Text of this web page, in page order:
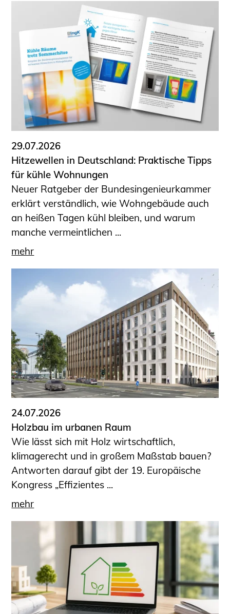
29.07.2026
Hitzewellen in Deutschland: Praktische Tipps
für kühle Wohnungen
Neuer Ratgeber der Bundesingenieurkammer
erklärt verständlich, wie Wohngebäude auch
an heißen Tagen kühl bleiben, und warum
manche vermeintlichen ...
mehr
24.07.2026
Holzbau im urbanen Raum
Wie lässt sich mit Holz wirtschaftlich,
klimagerecht und in großem Maßstab bauen?
Antworten darauf gibt der 19. Europäische
Kongress „Effizientes ...
mehr